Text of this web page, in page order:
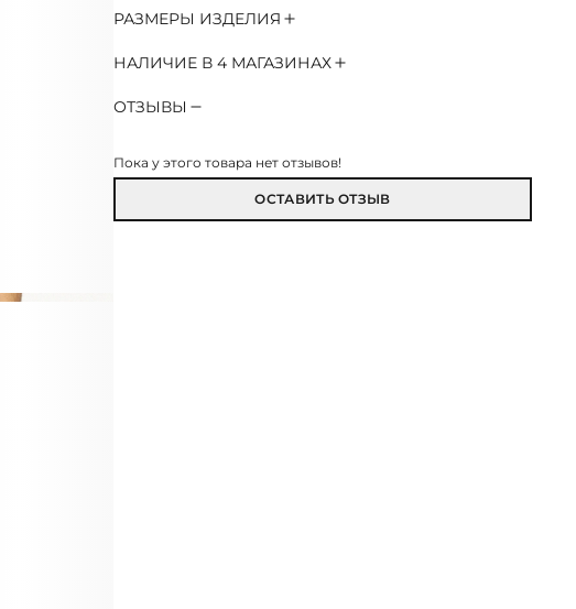
РАЗМЕРЫ ИЗДЕЛИЯ
НАЛИЧИЕ В 4 МАГАЗИНАХ
ОТЗЫВЫ
Пока у этого товара нет отзывов!
ОСТАВИТЬ ОТЗЫВ